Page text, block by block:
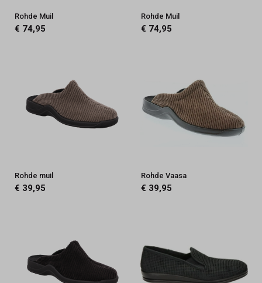
Rohde Muil
€ 74,95
Rohde Muil
€ 74,95
Rohde muil
€ 39,95
Rohde Vaasa
€ 39,95